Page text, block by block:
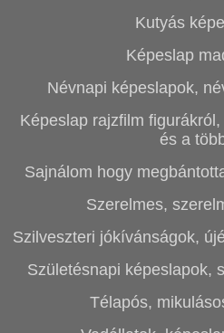
Kutyás
Képeslap
Névnapi képeslapok,
Képeslap rajzfilm
és a
Sajnálom hogy
Szerelmes,
Szilveszteri jókívánságok,
Születésnapi képeslapok,
Télapós,